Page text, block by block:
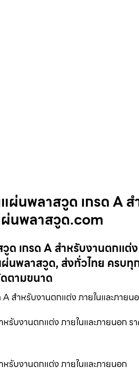
นพลาสวูด เกรด A ส
ผ่นพลาสวูด.com
เกรด A สำหรับงานตกแต่
พลาสวูด, ส่งทั่วไทย ครบทุ
ตามขนาด
สำหรับงานตกแต่ง ภายในและภาย
รับงานตกแต่ง ภายในและภายนอก
รับงานตกแต่ง ภายในและภายนอก